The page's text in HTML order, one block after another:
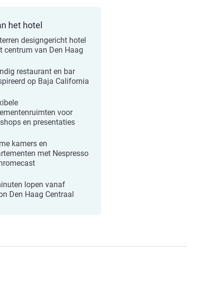
het hotel
designgericht hotel
centrum van Den Haag
restaurant en bar
op Baja California
voor
en presentaties
kamers en
met Nespresso
lopen vanaf
Den Haag Centraal